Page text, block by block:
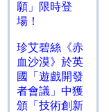
願」限時登
場！
珍艾碧絲《赤
血沙漠》於英
國「遊戲開發
者會議」中獲
頒「技術創新